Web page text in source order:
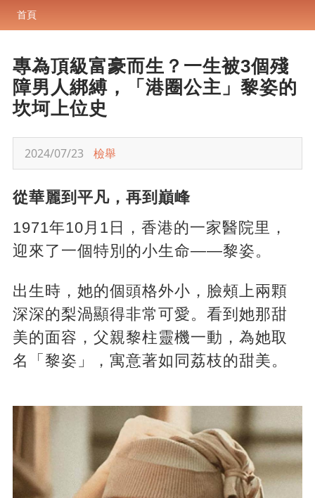
首頁
專為頂級富豪而生？一生被3個殘
障男人綁縛，「港圈公主」黎姿的
坎坷上位史
2024/07/23 檢舉
從華麗到平凡，再到巔峰
1971年10月1日，香港的一家醫院里，
迎來了一個特別的小生命——黎姿。
出生時，她的個頭格外小，臉頰上兩顆
深深的梨渦顯得非常可愛。看到她那甜
美的面容，父親黎柱靈機一動，為她取
名「黎姿」，寓意著如同荔枝的甜美。